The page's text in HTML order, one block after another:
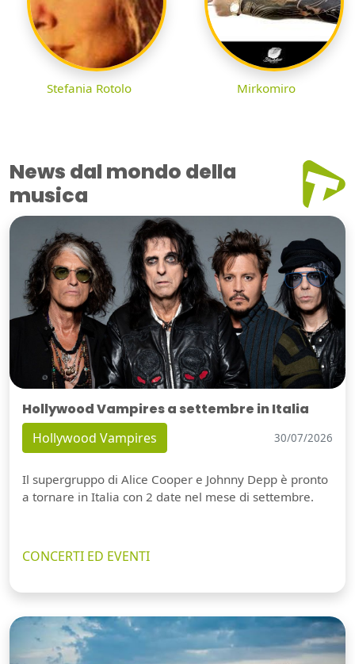
Stefania Rotolo Mirkomiro
News dal mondo della
musica
Hollywood Vampires a settembre in Italia
Hollywood Vampires 30/07/2026
Il supergruppo di Alice Cooper e Johnny Depp è pronto
a tornare in Italia con 2 date nel mese di settembre.
CONCERTI ED EVENTI